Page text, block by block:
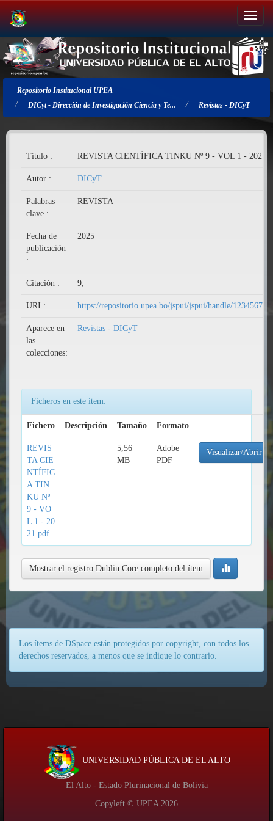
Salir
de
la
navegación
Repositorio Institucional UPEA
DICyt - Dirección de Investigación Ciencia y Te...
Revistas - DICyT
Título : REVISTA CIENTÍFICA TINKU Nº 9 - VOL 1 - 2021
Autor : DICyT
Palabras
clave :
REVISTA
Fecha de
publicación
:
2025
Citación : 9;
URI : https://repositorio.upea.bo/jspui/jspui/handle/
Aparece en
las
colecciones:
Revistas - DICyT
Ficheros en este ítem:
Fichero Descripción Tamaño Formato
REVIS
TA CIE
NTÍFIC
A TIN
KU Nº
9 - VO
L 1 - 20
21.pdf
5,56
MB
Adobe
PDF
Visualizar/Abrir
Mostrar el registro Dublin Core completo del ítem
Los ítems de DSpace están protegidos por copyright, con todos los
derechos reservados, a menos que se indique lo contrario.
UNIVERSIDAD PÚBLICA DE EL ALTO
El Alto - Estado Plurinacional de Bolivia
Copyleft © UPEA 2026